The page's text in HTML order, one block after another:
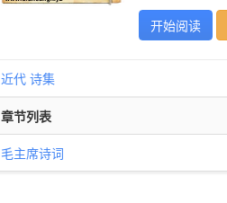
开始阅读
近代 诗集
章节列表
毛主席诗词